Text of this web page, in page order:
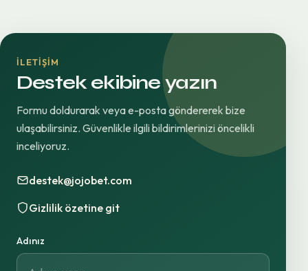
İLETIŞIM
Destek ekibine yazın
Formu doldurarak veya e-posta göndererek bize
ulaşabilirsiniz. Güvenlikle ilgili bildirimlerinizi öncelikli
inceliyoruz.
destek@jojobet.com
Gizlilik özetine git
Adınız